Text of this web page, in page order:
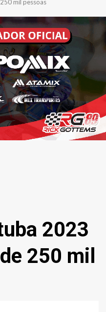
mil pessoas
2023
250 mil